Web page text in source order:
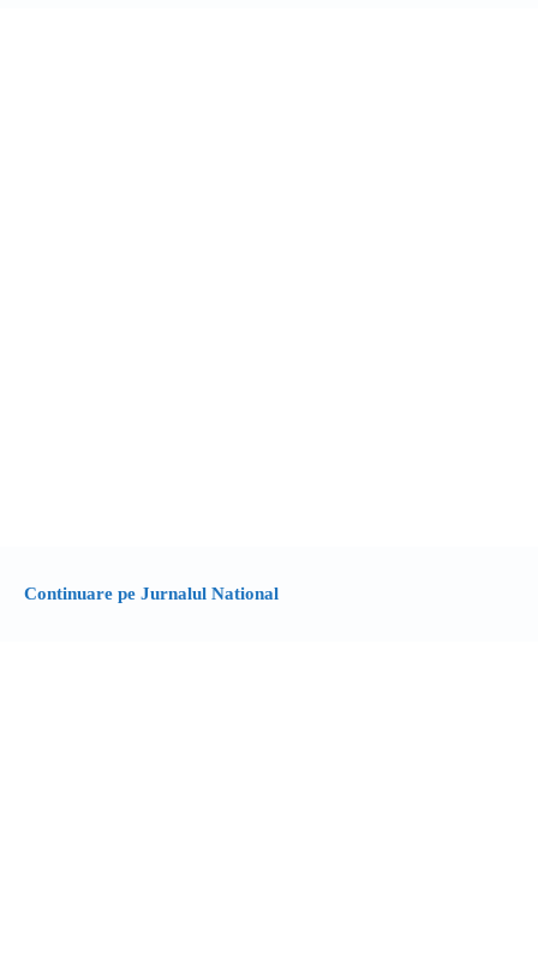
Continuare pe Jurnalul National